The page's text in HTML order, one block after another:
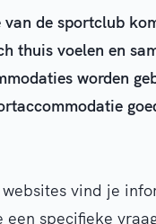
de sportclub
thuis voelen en
worden
vind je
specifieke